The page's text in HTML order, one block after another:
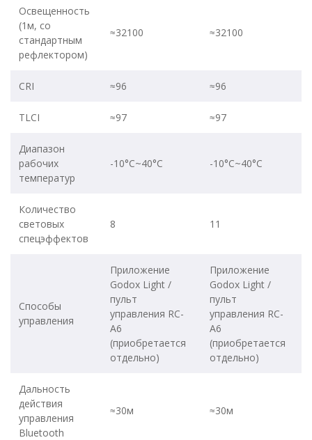
Освещенность
(1м, со
стандартным
рефлектором)
≈32100 ≈32100
CRI ≈96 ≈96
TLCI ≈97 ≈97
Диапазон
рабочих
температур
-10°C~40°C -10°C~40°C
Количество
световых
спецэффектов
8 11
Способы
управления
Приложение
Godox Light /
пульт
управления RC-
A6
(приобретается
отдельно)
Приложение
Godox Light /
пульт
управления RC-
A6
(приобретается
отдельно)
Дальность
действия
управления
Bluetooth
≈30м ≈30м